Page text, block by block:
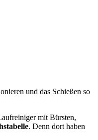
und das Schießen so
mit Bürsten,
. Denn dort haben